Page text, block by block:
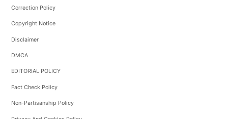
Correction Policy
Copyright Notice
Disclaimer
DMCA
EDITORIAL POLICY
Fact Check Policy
Non-Partisanship Policy